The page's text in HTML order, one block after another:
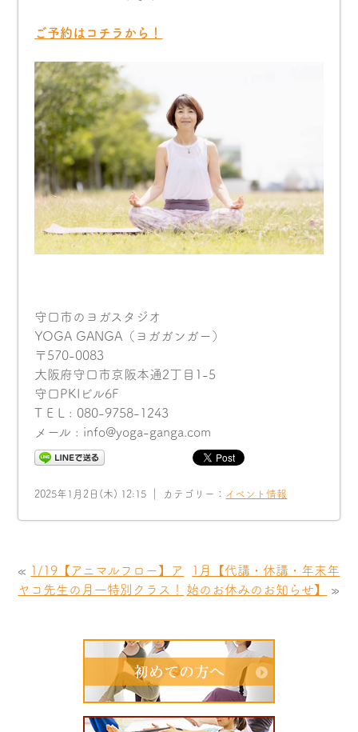
ご予約はコチラから！
守口市のヨガスタジオ
YOGA GANGA（ヨガガンガー）
〒570-0083
大阪府守口市京阪本通2丁目1-5
守口PKIビル6F
T E L : 080-9758-1243
メール : info@yoga-ganga.com
2025年1月2日(木) 12:15 ｜ カテゴリー： イベント情報
« 1/19【アニマルフロー】ア
ヤコ先生の月一特別クラス！
1月【代講・休講・年末年
始のお休みのお知らせ】
»